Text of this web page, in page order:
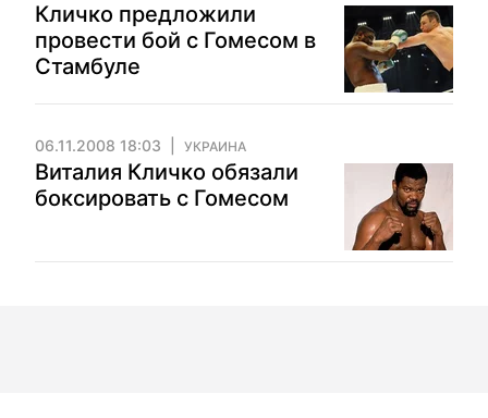
Кличко предложили
провести бой с Гомесом в
Стамбуле
06.11.2008 18:03 УКРАИНА
Виталия Кличко обязали
боксировать с Гомесом